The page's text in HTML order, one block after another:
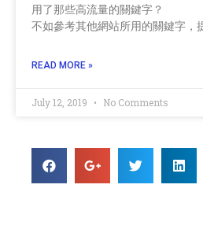
用了那些高流量的關鍵字？
不如參考其他網站所用的關鍵字，
READ MORE »
July 12, 2019 No Comments